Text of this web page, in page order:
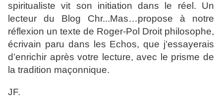
spiritualiste vit son initiation dans le réel. Un
lecteur du Blog Chr...Mas…propose à notre
réflexion un texte de Roger-Pol Droit philosophe,
écrivain paru dans les Echos, que j’essayerais
d’enrichir après votre lecture, avec le prisme de
la tradition maçonnique.
JF.